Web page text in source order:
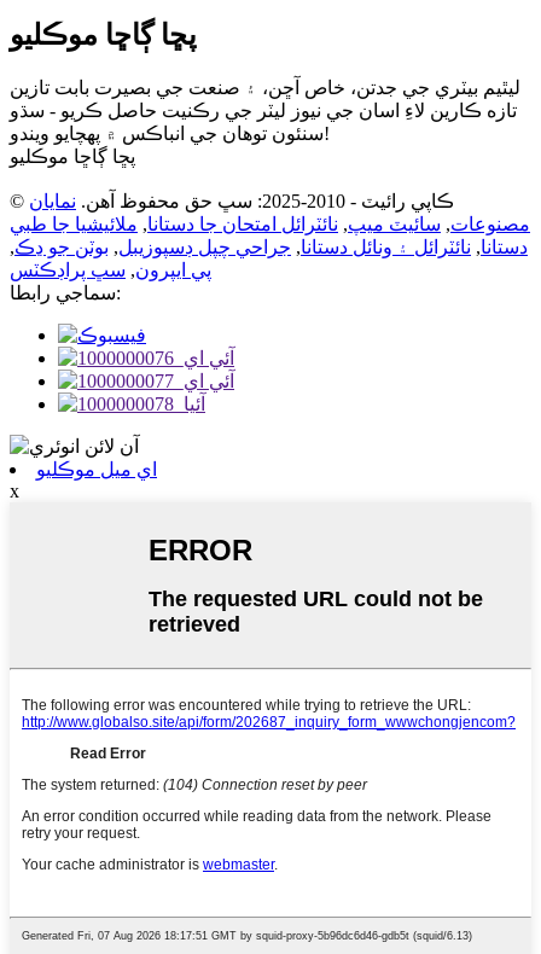
پڇا ڳاڇا موڪليو
ليٿيم بيٽري جي جدتن، خاص آڇن، ۽ صنعت جي بصيرت بابت تازين
تازه ڪارين لاءِ اسان جي نيوز ليٽر جي رڪنيت حاصل ڪريو - سڌو
سنئون توهان جي انباڪس ۾ پهچايو ويندو!
پڇا ڳاڇا موڪليو
© ڪاپي رائيٽ - 2010-2025: سڀ حق محفوظ آهن.
نمايان
مصنوعات, سائيٽ ميپ, نائٽرائل امتحان جا دستانا, ملائيشيا جا طبي
دستانا, نائٽرائل ۽ ونائل دستانا, جراحي چپل ڊسپوزيبل, بوٽن جو ڍڪ,
پي ايپرون, سڀ پراڊڪٽس
سماجي رابطا:
اي ميل موڪليو
x